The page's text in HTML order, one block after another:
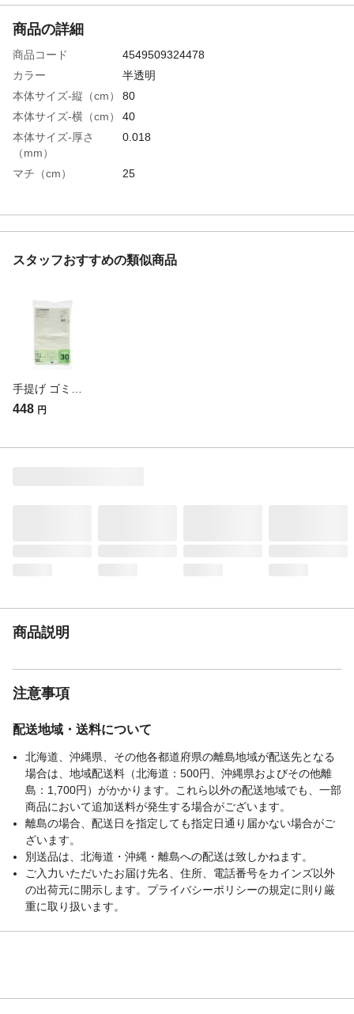
商品の詳細
商品コード
4549509324478
カラー
半透明
本体サイズ-縦（cm）
80
本体サイズ-横（cm）
40
本体サイズ-厚さ
（mm）
0.018
マチ（cm）
25
容量（L）
45L
入数
50枚
材質・素材
ポリエチレン
使用上の注意
生産国
スタッフおすすめの類似商品
448 円
商品説明
注意事項
配送地域・送料について
北海道、沖縄県、その他各都道府県の離島地域が配送先となる
場合は、地域配送料（北海道：500円、沖縄県およびその他離
島：1,700円）がかかります。これら以外の配送地域でも、一部
商品において追加送料が発生する場合がございます。
離島の場合、配送日を指定しても指定日通り届かない場合がご
ざいます。
別送品は、北海道・沖縄・離島への配送は致しかねます。
ご入力いただいたお届け先名、住所、電話番号をカインズ以外
の出荷元に開示します。プライバシーポリシーの規定に則り厳
重に取り扱います。